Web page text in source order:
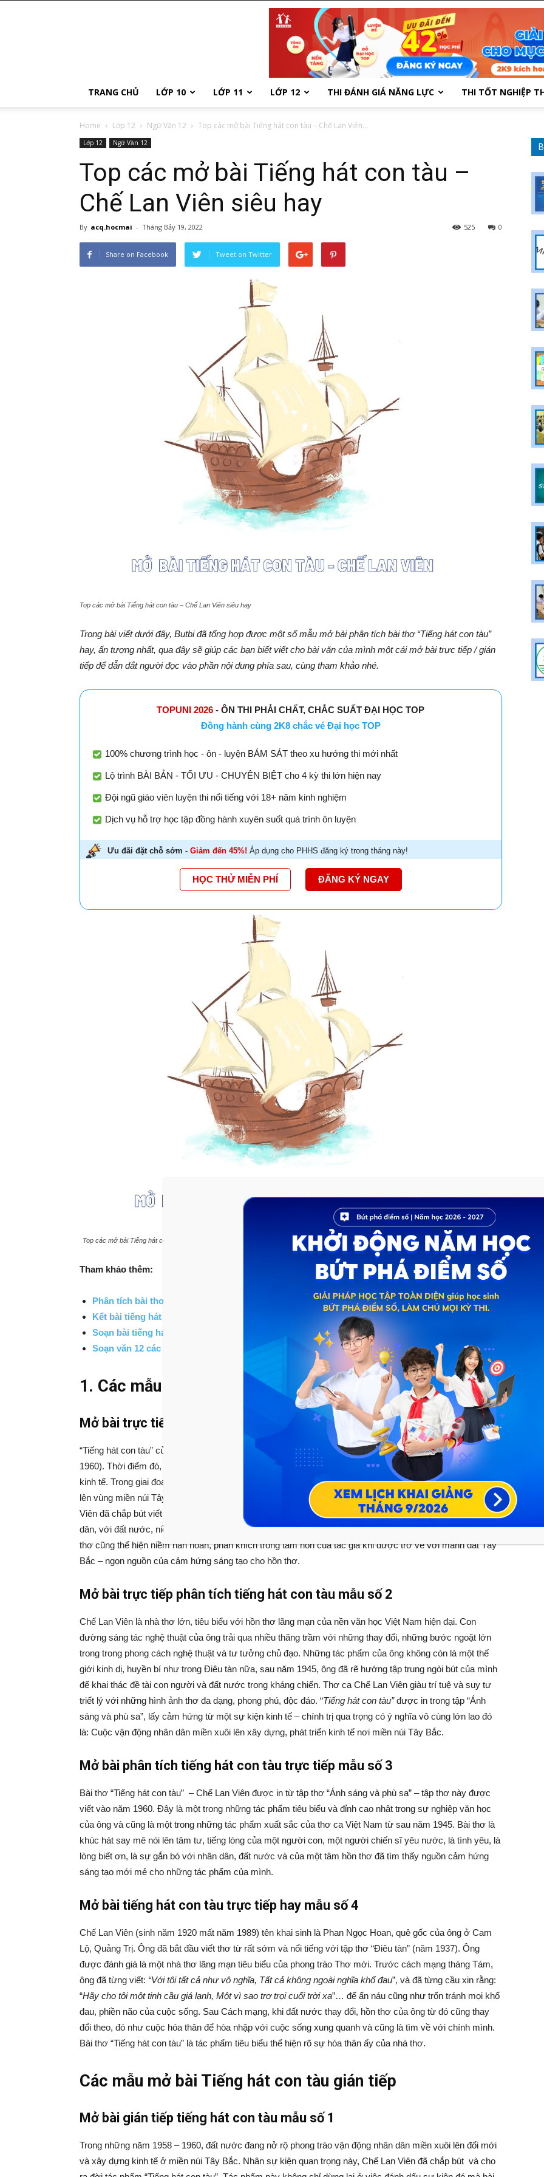
TRANG CHỦ LỚP 10 LỚP 11 LỚP 12 THI ĐÁNH GIÁ NĂNG LỰC THI TỐT NGHIỆP
Home Lớp 12 Ngữ Văn 12 Top các mở bài Tiếng hát con tàu – Chế Lan Viên...
Lớp 12 Ngữ Văn 12
Top các mở bài Tiếng hát con tàu –
Chế Lan Viên siêu hay
By acq.hocmai - Tháng Bảy 19, 2022 0
525
Share on Facebook Tweet on Twitter
Top các mở bài Tiếng hát con tàu – Chế Lan Viên siêu hay
Trong bài viết dưới đây, Butbi đã tổng hợp được một số mẫu mở bài phân tích bài thơ “Tiếng hát con tàu”
hay, ấn tượng nhất, qua đây sẽ giúp các bạn biết viết cho bài văn của mình một cái mở bài trực tiếp / gián
tiếp để dẫn dắt người đọc vào phần nội dung phía sau, cùng tham khảo nhé.
TOPUNI 2026 - ÔN THI PHẢI CHẤT, CHẮC SUẤT ĐẠI HỌC TOP
Đồng hành cùng 2K8 chắc vé Đại học TOP
100% chương trình học - ôn - luyện BÁM SÁT theo xu hướng thi mới nhất
Lộ trình BÀI BẢN - TỐI ƯU - CHUYÊN BIỆT cho 4 kỳ thi lớn hiện nay
Đội ngũ giáo viên luyện thi nổi tiếng với 18+ năm kinh nghiệm
Dịch vụ hỗ trợ học tập đồng hành xuyên suốt quá trình ôn luyện
Ưu đãi đặt chỗ sớm - Giảm đến 45%! Áp dụng cho PHHS đăng ký trong tháng này!
HỌC THỬ MIỄN PHÍ ĐĂNG KÝ NGAY
Top các mở bài Tiếng hát con tàu – Chế Lan Viên siêu hay
Tham khảo thêm:
Phân tích bài thơ tiếng hát con tàu
Kết bài tiếng hát con tàu hay
Soạn bài tiếng hát con tàu chi tiết
Soạn văn 12 các tác phẩm
1. Các mẫu mở bài Tiếng hát con tàu trực tiếp
Mở bài trực tiếp tiếng hát con tàu mẫu số 1
“Tiếng hát con tàu” của nhà thơ tài hoa Chế Lan Viên được rút ra từ tập thơ “Ánh sáng và phù sa” ( năm
1960). Thời điểm đó, miền Bắc đã được giải phóng và đang bắt đầu bước vào thời kì xây dựng khôi phục
kinh tế. Trong giai đoạn từ năm 1958-1960, chính quyền nước ta đang khuyến khích nhân dân miền xuôi đi
lên vùng miền núi Tây Bắc để xây dựng, đổi mới kinh tế nơi đây. Nhân sự kiện kinh tế đặc biệt đó Chế Lan
Viên đã chắp bút viết lên thi phẩm này. Bài thơ là khúc hát nói lên niềm khát vọng được trở về với nhân
dân, với đất nước, niềm khát khao được lên đường chung tay góp phần xây dựng đất nước, đồng thời bài
thơ cũng thể hiện niềm hân hoan, phấn khích trong tâm hồn của tác giả khi được trở về với mảnh đất Tây
Bắc – ngọn nguồn của cảm hứng sáng tạo cho hồn thơ.
Mở bài trực tiếp phân tích tiếng hát con tàu mẫu số 2
Chế Lan Viên là nhà thơ lớn, tiêu biểu với hồn thơ lãng mạn của nền văn học Việt Nam hiện đại. Con
đường sáng tác nghệ thuật của ông trải qua nhiều thăng trầm với những thay đổi, những bước ngoặt lớn
trong trong phong cách nghệ thuật và tư tưởng chủ đạo. Những tác phẩm của ông không còn là một thế
giới kinh dị, huyền bí như trong Điêu tàn nữa, sau năm 1945, ông đã rẽ hướng tập trung ngòi bút của mình
để khai thác đề tài con người và đất nước trong kháng chiến. Thơ ca Chế Lan Viên giàu trí tuệ và suy tư
triết lý với những hình ảnh thơ đa dạng, phong phú, độc đáo. “Tiếng hát con tàu”được in trong tập “Ánh
sáng và phù sa”, lấy cảm hứng từ một sự kiện kinh tế – chính trị qua trọng có ý nghĩa vô cùng lớn lao đó
là: Cuộc vận động nhân dân miền xuôi lên xây dựng, phát triển kinh tế nơi miền núi Tây Bắc.
Mở bài phân tích tiếng hát con tàu trực tiếp mẫu số 3
Bài thơ “Tiếng hát con tàu” – Chế Lan Viên được in từ tập thơ “Ánh sáng và phù sa” – tập thơ này được
viết vào năm 1960. Đây là một trong những tác phẩm tiêu biểu và đỉnh cao nhât trong sự nghiệp văn học
của ông và cũng là một trong những tác phẩm xuất sắc của thơ ca Việt Nam từ sau năm 1945. Bài thơ là
khúc hát say mê nói lên tâm tư, tiếng lòng của một người con, một người chiến sĩ yêu nước, là tình yêu, là
lòng biết ơn, là sự gắn bó với nhân dân, đất nước và của một tâm hồn thơ đã tìm thấy nguồn cảm hứng
sáng tạo mới mẻ cho những tác phẩm của mình.
Mở bài tiếng hát con tàu trực tiếp hay mẫu số 4
Chế Lan Viên (sinh năm 1920 mất năm 1989) tên khai sinh là Phan Ngọc Hoan, quê gốc của ông ở Cam
Lộ, Quảng Trị. Ông đã bắt đầu viết thơ từ rất sớm và nổi tiếng với tập thơ “Điêu tàn” (năm 1937). Ông
được đánh giá là một nhà thơ lãng mạn tiêu biểu của phong trào Thơ mới. Trước cách mạng tháng Tám,
ông đã từng viết: “Với tôi tất cả như vô nghĩa, Tất cả không ngoài nghĩa khổ đau”, và đã từng cầu xin rằng:
“Hãy cho tôi một tinh cầu giá lạnh, Một vì sao trơ trọi cuối trời xa”… để ẩn náu cũng như trốn tránh mọi khổ
đau, phiền não của cuộc sống. Sau Cách mạng, khi đất nước thay đổi, hồn thơ của ông từ đó cũng thay
đổi theo, đó như cuộc hóa thân để hòa nhập với cuộc sống xung quanh và cũng là tìm về với chính mình.
Bài thơ “Tiếng hát con tàu” là tác phẩm tiêu biểu thể hiện rõ sự hóa thân ấy của nhà thơ.
Các mẫu mở bài Tiếng hát con tàu gián tiếp
Mở bài gián tiếp tiếng hát con tàu mẫu số 1
Trong những năm 1958 – 1960, đất nước đang nở rộ phong trào vận động nhân dân miền xuôi lên đổi mới
và xây dựng kinh tế ở miền núi Tây Bắc. Nhân sự kiện quan trọng này, Chế Lan Viên đã chắp bút và cho